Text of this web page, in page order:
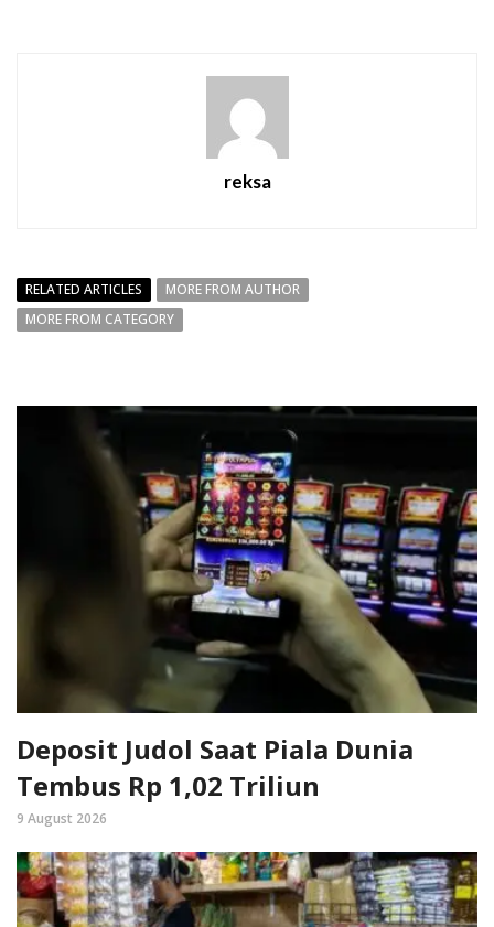
reksa
RELATED ARTICLES
MORE FROM AUTHOR
MORE FROM CATEGORY
Deposit Judol Saat Piala Dunia
Tembus Rp 1,02 Triliun
9 August 2026